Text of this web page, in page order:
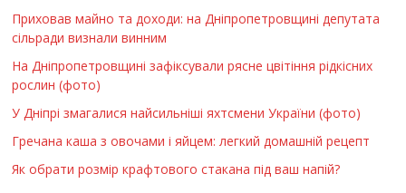
Приховав майно та доходи: на Дніпропетровщині депутата
сільради визнали винним
На Дніпропетровщині зафіксували рясне цвітіння рідкісних
рослин (фото)
У Дніпрі змагалися найсильніші яхтсмени України (фото)
Гречана каша з овочами і яйцем: легкий домашній рецепт
Як обрати розмір крафтового стакана під ваш напій?